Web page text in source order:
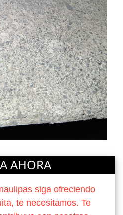
AHORA
siga ofreciendo
te necesitamos. Te